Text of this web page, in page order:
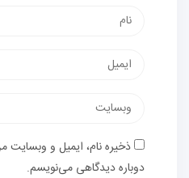
ذخیره نام، ایمیل و وبسایت
دوباره دیدگاهی می‌نویسم.